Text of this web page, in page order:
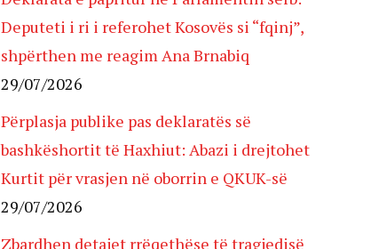
Deputeti i ri i referohet Kosovës si “fqinj”,
shpërthen me reagim Ana Brnabiq
29/07/2026
Përplasja publike pas deklaratës së
bashkëshortit të Haxhiut: Abazi i drejtohet
Kurtit për vrasjen në oborrin e QKUK-së
29/07/2026
Zbardhen detajet rrëqethëse të tragjedisë